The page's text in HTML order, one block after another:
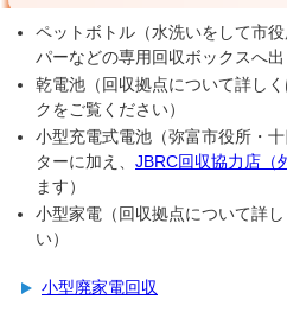
ペットボトル（水洗いをして市
パーなどの専用回収ボックスへ出
乾電池（回収拠点について詳し
クをご覧ください）
小型充電式電池（弥富市役所・
ターに加え、 JBRC回収協力店（
ます）
小型家電（回収拠点について詳
い）
小型廃家電回収